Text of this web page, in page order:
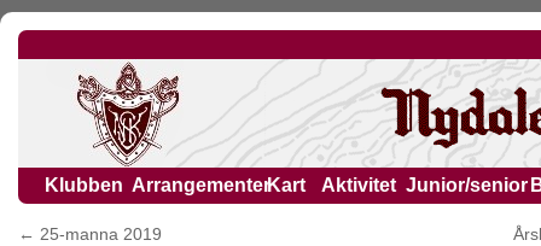
Klubben ArrangementerKart Aktivitet Junior/senior
← 25-manna 2019